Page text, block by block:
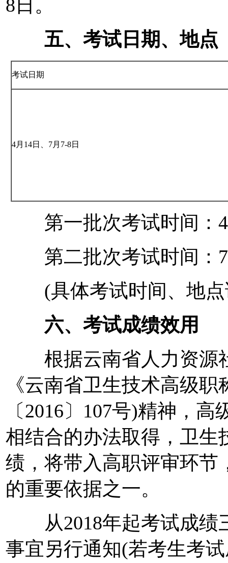
8日。
五、考试日期、地点
考试日期
4月14日、7月7-8日
第一批次考试时间：4
第二批次考试时间：7
(具体考试时间、地点
六、考试成缋效用
根据云南省人力资源
《云南省卫生技术高级
〔2016〕107号)精神，
相结合的办法取得，卫生
绩，将带入高职评审环节
的重要依据之一。
从2018年起考试成绩
事宜另行通知(若考生考